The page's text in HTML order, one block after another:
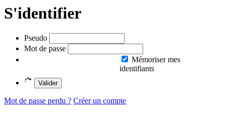
S'identifier
Pseudo
Mot de passe
Mémoriser mes
identifiants
Valider
Mot de passe perdu ? Créer un compte